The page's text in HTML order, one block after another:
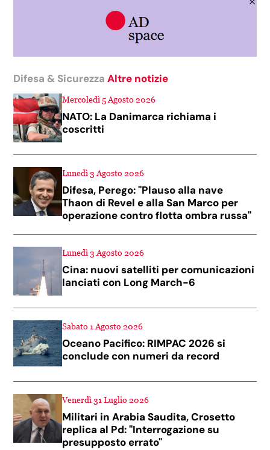
Difesa & SicurezzaAltre notizie
Mercoledì 5 Agosto 2026
NATO: La Danimarca richiama i
coscritti
Lunedì 3 Agosto 2026
Difesa, Perego: "Plauso alla nave
Thaon di Revel e alla San Marco per
operazione contro flotta ombra russa"
Lunedì 3 Agosto 2026
Cina: nuovi satelliti per comunicazioni
lanciati con Long March-6
Sabato 1 Agosto 2026
Oceano Pacifico: RIMPAC 2026 si
conclude con numeri da record
Venerdì 31 Luglio 2026
Militari in Arabia Saudita, Crosetto
replica al Pd: "Interrogazione su
presupposto errato"